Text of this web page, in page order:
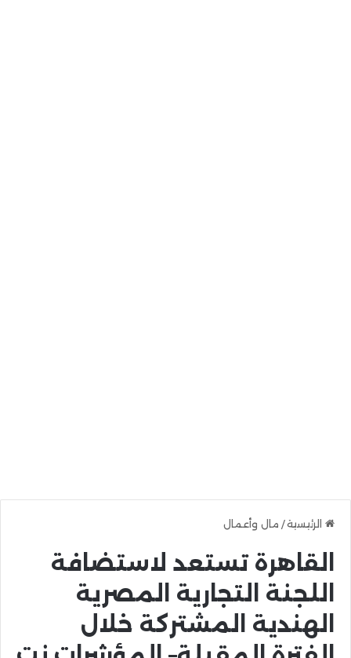
الرئيسية/ مال وأعمال
القاهرة تستعد لاستضافة
اللجنة التجارية المصرية
الهندية المشتركة خلال